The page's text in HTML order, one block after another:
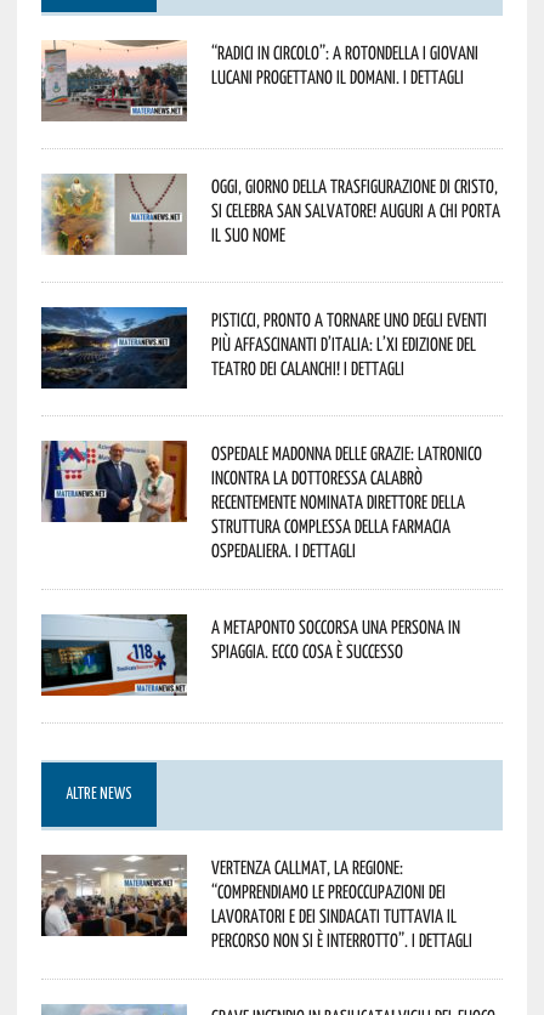
“Radici in Circolo”: a Rotondella i giovani
lucani progettano il domani. I dettagli
Oggi, giorno della Trasfigurazione di Cristo,
si celebra San Salvatore! Auguri a chi porta
il suo nome
Pisticci, pronto a tornare uno degli eventi
più affascinanti d’Italia: l’XI edizione del
Teatro dei Calanchi! I dettagli
Ospedale Madonna delle Grazie: Latronico
incontra la dottoressa Calabrò
recentemente nominata Direttore della
Struttura Complessa della Farmacia
Ospedaliera. I dettagli
A Metaponto soccorsa una persona in
spiaggia. Ecco cosa è successo
ALTRE NEWS
Vertenza CallMat, la Regione:
“comprendiamo le preoccupazioni dei
lavoratori e dei sindacati tuttavia il
percorso non si è interrotto”. I dettagli